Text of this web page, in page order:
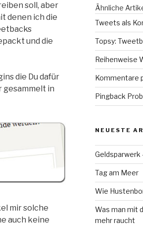
soll, aber
denen ich die
und die
die Du dafür
gesammelt in
mir solche
auch keine
Ähnliche
Tweets als
Topsy:
Reihenweise
Kommentare
Pingback
NEUESTE
Geldsparwerk
Tag am Meer
Wie
Was man mit
mehr raucht